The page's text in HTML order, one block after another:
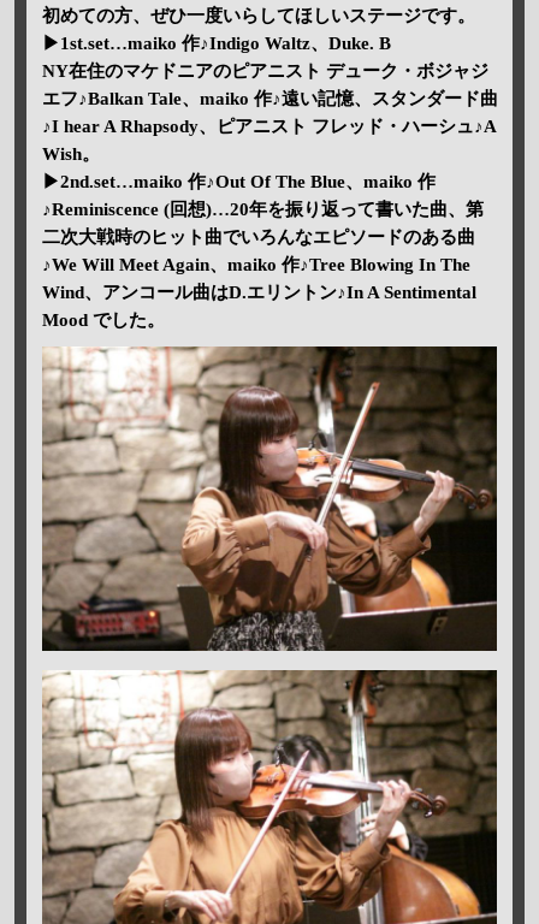
初めての方、ぜひ一度いらしてほしいステージです。
▶1st.set…maiko 作♪Indigo Waltz、Duke. B
NY在住のマケドニアのピアニスト デューク・ボジャジ
エフ♪Balkan Tale、maiko 作♪遠い記憶、スタンダード曲
♪I hear A Rhapsody、ピアニスト フレッド・ハーシュ♪A
Wish。
▶2nd.set…maiko 作♪Out Of The Blue、maiko 作
♪Reminiscence (回想)…20年を振り返って書いた曲、第
二次大戦時のヒット曲でいろんなエピソードのある曲
♪We Will Meet Again、maiko 作♪Tree Blowing In The
Wind、アンコール曲はD.エリントン♪In A Sentimental
Mood でした。